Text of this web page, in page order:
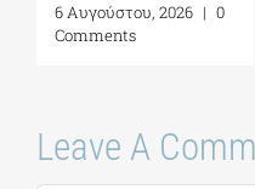
6 Αυγούστου, 2026 | 0
Comments
Leave A